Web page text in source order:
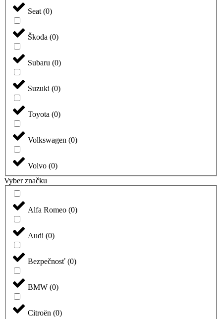
Seat (0)
Škoda (0)
Subaru (0)
Suzuki (0)
Toyota (0)
Volkswagen (0)
Volvo (0)
Vyber značku
Alfa Romeo (0)
Audi (0)
Bezpečnosť (0)
BMW (0)
Citroën (0)